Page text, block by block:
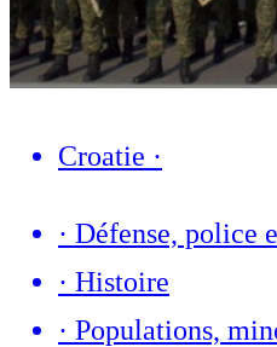
Croatie ·
· Défense, police
· Histoire
· Populations,